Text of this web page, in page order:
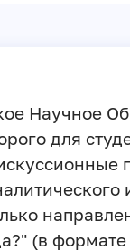
Научное
для
(в